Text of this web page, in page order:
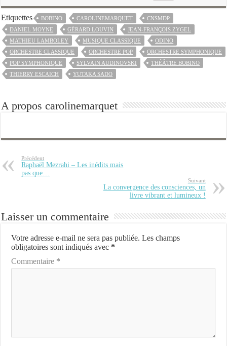
Etiquettes BOBINO CAROLINEMARQUET
CNSMDP
DANIEL MOYNE
GÉRARD LOUVIN
JEAN-FRANÇOIS ZYGEL
MATHIEU LAMBOLEY
MUSIQUE CLASSIQUE
ODINO
ORCHESTRE CLASSIQUE
ORCHESTRE POP
ORCHESTRE SYMPHONIQUE
POP SYMPHONIQUE
SYLVAIN AUDINOVSKI
THÉÂTRE BOBINO
THIERRY ESCAICH
YUTAKA SADO
A propos carolinemarquet
Précédent
Raphaël Mezrahi – Les inédits mais
pas que…
Suivant
La convergence des consciences, un
livre vibrant et lumineux !
Laisser un commentaire
Votre adresse e-mail ne sera pas publiée. Les champs
obligatoires sont indiqués avec *
Commentaire *